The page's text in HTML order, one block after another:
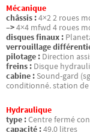
Mécanique
châssis :4×2 2 roues
–>4×4 mfwd 4 roues
disques finaux :
verrouillage
pilotage : Direction
freins : Disque
cabine : Sound-gard
conditionné. station
Hydraulique
type :Centre fermé
capacité :49.0 litres